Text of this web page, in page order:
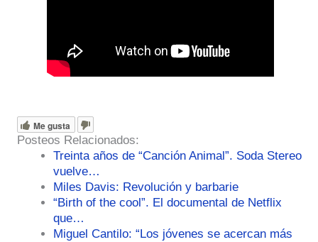
Me gusta
Posteos Relacionados:
Treinta años de “Canción Animal”. Soda Stereo
vuelve…
Miles Davis: Revolución y barbarie
“Birth of the cool”. El documental de Netflix
que…
Miguel Cantilo: “Los jóvenes se acercan más